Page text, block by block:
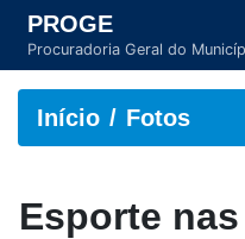
PROGE
Procuradoria Geral do
Início Fotos
Esporte